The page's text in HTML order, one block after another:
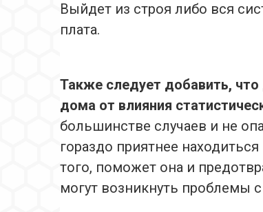
Выйдет из строя либо вся
плата.
Также следует добавить, что
дома от влияния
большинстве случаев и не
гораздо приятнее
того, поможет она и
могут возникнуть проблемы